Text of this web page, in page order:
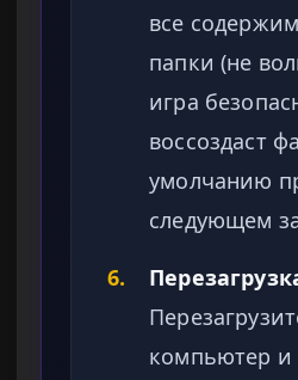
все
папки (не
игра
воссоздаст
умолчанию
следующем
6.
компьютер и